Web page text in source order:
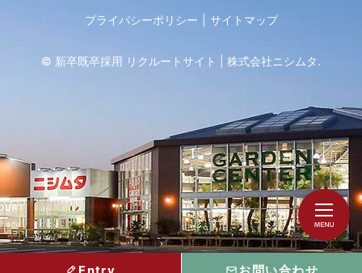
プライバシーポリシー サイトマップ
© 新卒既卒採用 リクルートサイト | 株式会社ニシムタ.